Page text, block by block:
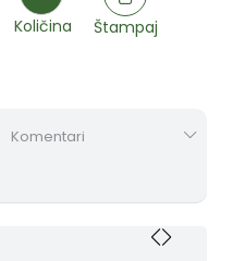
Količina Štampaj
Komentari